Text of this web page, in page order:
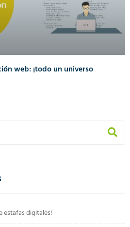
web: ¡todo un universo
estafas digitales!